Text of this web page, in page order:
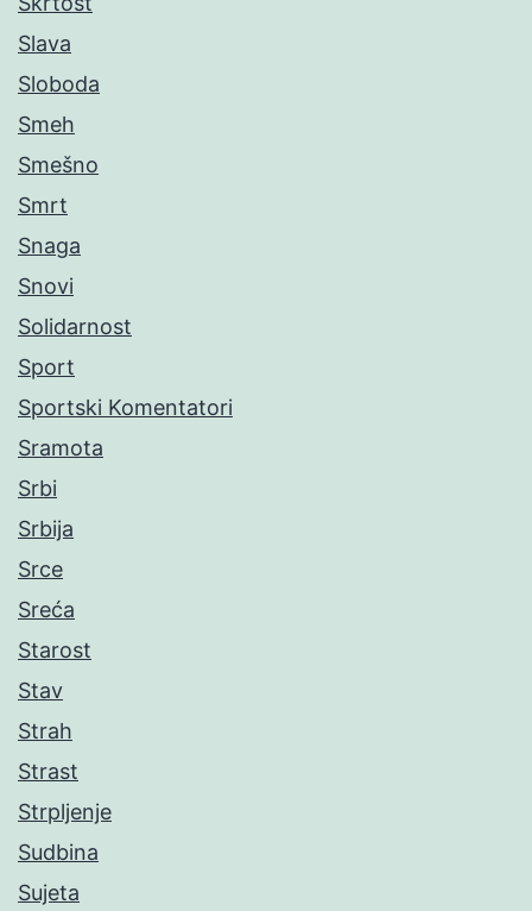
Slava
Sloboda
Smeh
Smešno
Smrt
Snaga
Snovi
Solidarnost
Sport
Sportski Komentatori
Sramota
Srbi
Srbija
Srce
Sreća
Starost
Stav
Strah
Strast
Strpljenje
Sudbina
Sujeta